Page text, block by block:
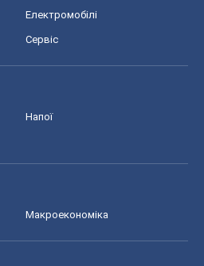
Електромобілі
Сервіс
Напої
Макроекономіка